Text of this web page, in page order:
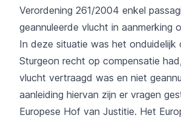
Verordening 261/2004 enkel
geannuleerde vlucht in aanmerking
In deze situatie was het onduidelijk
Sturgeon recht op compensatie
vlucht vertraagd was en niet
aanleiding hiervan zijn er vragen
Europese Hof van Justitie. Het